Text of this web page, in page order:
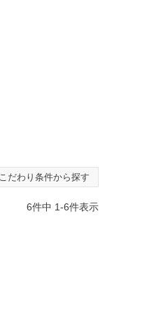
こだわり条件から探す
6件中 1-6件表示